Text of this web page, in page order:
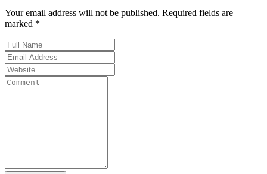
Your email address will not be published. Required fields are
marked *